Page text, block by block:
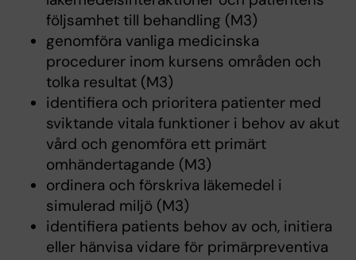
följsamhet till behandling (M3)
genomföra vanliga medicinska
procedurer inom kursens områden och
tolka resultat (M3)
identifiera och prioritera patienter med
sviktande vitala funktioner i behov av akut
vård och genomföra ett primärt
omhändertagande (M3)
ordinera och förskriva läkemedel i
simulerad miljö (M3)
identifiera patients behov av och, initiera
eller hänvisa vidare för primärpreventiva